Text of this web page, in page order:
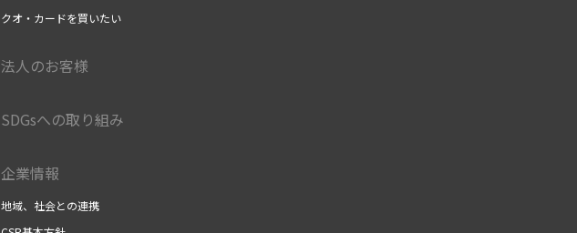
クオ・カードを買いたい
法人のお客様
SDGsへの取り組み
企業情報
地域、社会との連携